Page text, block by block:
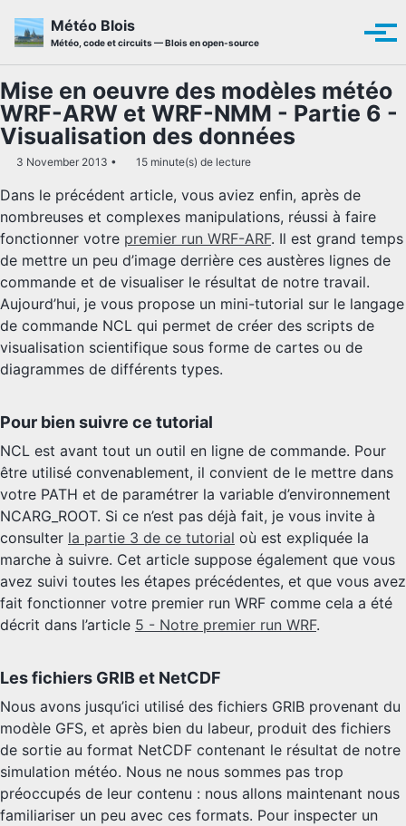
Météo Blois
Météo, code et circuits — Blois en open-source
Mise en oeuvre des modèles météo
WRF-ARW et WRF-NMM - Partie 6 -
Visualisation des données
3 November 2013 15 minute(s) de lecture
Dans le précédent article, vous aviez enfin, après de
nombreuses et complexes manipulations, réussi à faire
fonctionner votre premier run WRF-ARF. Il est grand temps
de mettre un peu d’image derrière ces austères lignes de
commande et de visualiser le résultat de notre travail.
Aujourd’hui, je vous propose un mini-tutorial sur le langage
de commande NCL qui permet de créer des scripts de
visualisation scientifique sous forme de cartes ou de
diagrammes de différents types.
Pour bien suivre ce tutorial
NCL est avant tout un outil en ligne de commande. Pour
être utilisé convenablement, il convient de le mettre dans
votre PATH et de paramétrer la variable d’environnement
NCARG_ROOT. Si ce n’est pas déjà fait, je vous invite à
consulter la partie 3 de ce tutorial où est expliquée la
marche à suivre. Cet article suppose également que vous
avez suivi toutes les étapes précédentes, et que vous avez
fait fonctionner votre premier run WRF comme cela a été
décrit dans l’article 5 - Notre premier run WRF.
Les fichiers GRIB et NetCDF
Nous avons jusqu’ici utilisé des fichiers GRIB provenant du
modèle GFS, et après bien du labeur, produit des fichiers
de sortie au format NetCDF contenant le résultat de notre
simulation météo. Nous ne nous sommes pas trop
préoccupés de leur contenu : nous allons maintenant nous
familiariser un peu avec ces formats. Pour inspecter un